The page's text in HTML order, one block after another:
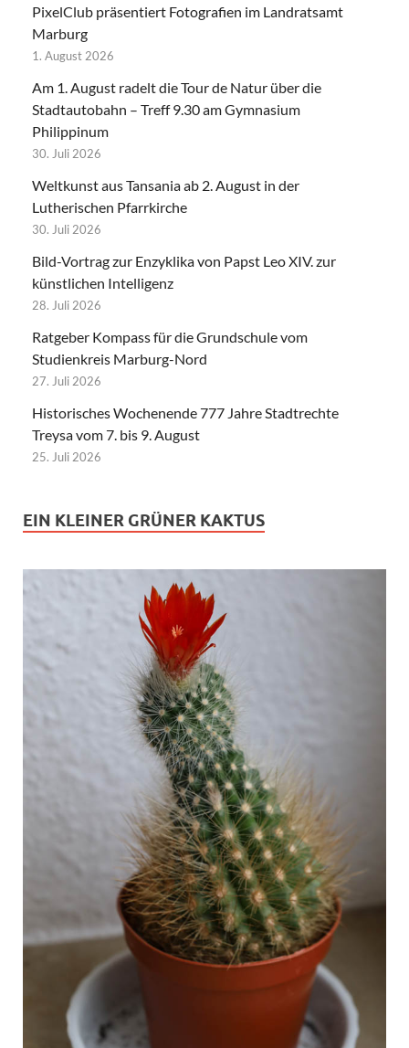
PixelClub präsentiert Fotografien im Landratsamt
Marburg
1. August 2026
Am 1. August radelt die Tour de Natur über die
Stadtautobahn – Treff 9.30 am Gymnasium
Philippinum
30. Juli 2026
Weltkunst aus Tansania ab 2. August in der
Lutherischen Pfarrkirche
30. Juli 2026
Bild-Vortrag zur Enzyklika von Papst Leo XIV. zur
künstlichen Intelligenz
28. Juli 2026
Ratgeber Kompass für die Grundschule vom
Studienkreis Marburg-Nord
27. Juli 2026
Historisches Wochenende 777 Jahre Stadtrechte
Treysa vom 7. bis 9. August
25. Juli 2026
EIN KLEINER GRÜNER KAKTUS